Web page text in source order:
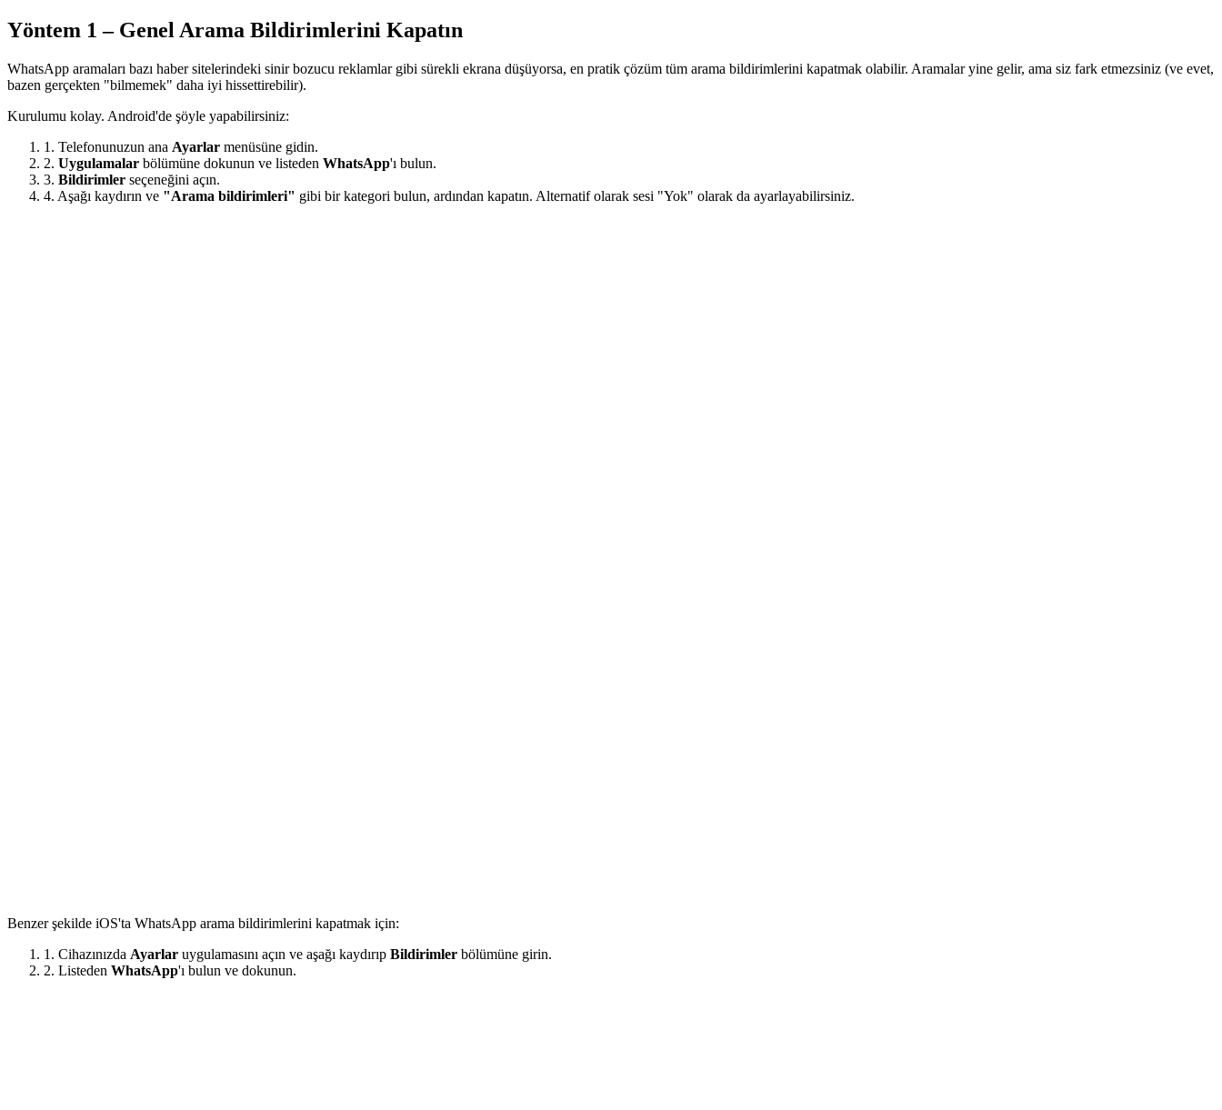
Yöntem 1 – Genel Arama Bildirimlerini Kapatın
WhatsApp aramaları bazı haber sitelerindeki sinir bozucu reklamlar gibi sürekli ekrana düşüyorsa, en pratik çözüm tüm arama bildirimlerini kapatmak olabilir. Aramalar yine gelir, ama siz fark etmezsiniz (ve evet,
bazen gerçekten "bilmemek" daha iyi hissettirebilir).
Kurulumu kolay. Android'de şöyle yapabilirsiniz:
1. Telefonunuzun ana Ayarlar menüsüne gidin.
2. Uygulamalar bölümüne dokunun ve listeden WhatsApp'ı bulun.
3. Bildirimler seçeneğini açın.
4. Aşağı kaydırın ve "Arama bildirimleri" gibi bir kategori bulun, ardından kapatın. Alternatif olarak sesi "Yok" olarak da ayarlayabilirsiniz.
Benzer şekilde iOS'ta WhatsApp arama bildirimlerini kapatmak için:
1. Cihazınızda Ayarlar uygulamasını açın ve aşağı kaydırıp Bildirimler bölümüne girin.
2. Listeden WhatsApp'ı bulun ve dokunun.